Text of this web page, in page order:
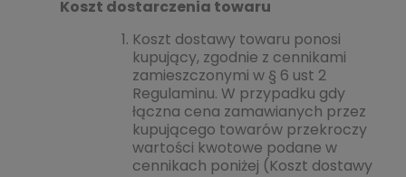
Koszt dostarczenia towaru
Koszt dostawy towaru ponosi
kupujący, zgodnie z cennikami
zamieszczonymi w § 6 ust 2
Regulaminu. W przypadku gdy
łączna cena zamawianych przez
kupującego towarów przekroczy
wartości kwotowe podane w
cennikach poniżej (Koszt dostawy